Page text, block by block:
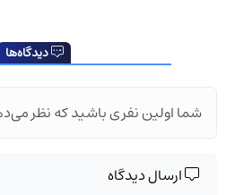
دیدگاه‌ها
شما اولین نفری باشید که نظر
ارسال دیدگاه